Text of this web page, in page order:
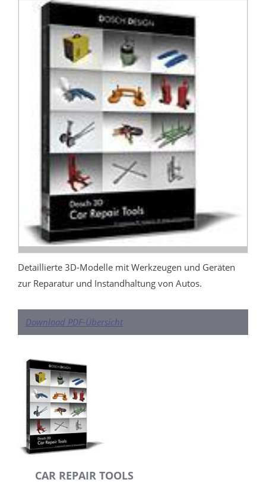
Detaillierte 3D-Modelle mit Werkzeugen und Geräten
zur Reparatur und Instandhaltung von Autos.
Download PDF-Übersicht
CAR REPAIR TOOLS